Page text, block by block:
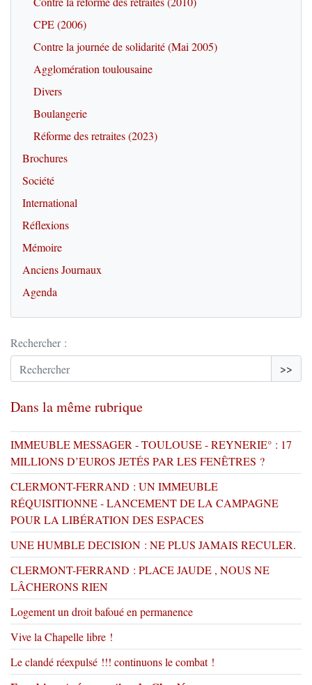
CPE (2006)
Contre la journée de solidarité (Mai 2005)
Agglomération toulousaine
Divers
Boulangerie
Réforme des retraites (2023)
Brochures
Société
International
Réflexions
Mémoire
Anciens Journaux
Agenda
Rechercher :
>>
Dans la même rubrique
IMMEUBLE MESSAGER - TOULOUSE - REYNERIE° : 17
MILLIONS D’EUROS JETÉS PAR LES FENÊTRES ?
CLERMONT-FERRAND : UN IMMEUBLE
RÉQUISITIONNE - LANCEMENT DE LA CAMPAGNE
POUR LA LIBÉRATION DES ESPACES
UNE HUMBLE DECISION : NE PLUS JAMAIS RECULER.
CLERMONT-FERRAND : PLACE JAUDE , NOUS NE
LÂCHERONS RIEN
Logement un droit bafoué en permanence
Vive la Chapelle libre !
Le clandé réexpulsé !!! continuons le combat !